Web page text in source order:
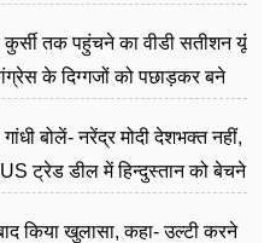
तक पहुंचने का वीडी सतीशन यूं
के दिग्गजों को पछाड़कर बने
बोलें- नरेंद्र मोदी देशभक्त नहीं,
US ट्रेड डील में हिन्दुस्तान को बेचने
किया खुलासा, कहा- उल्टी करने